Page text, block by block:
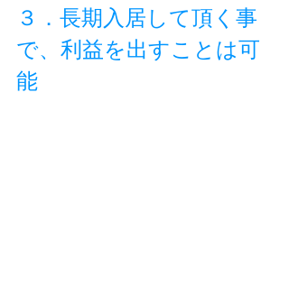
３．長期入居して頂く事
で、利益を出すことは可
能